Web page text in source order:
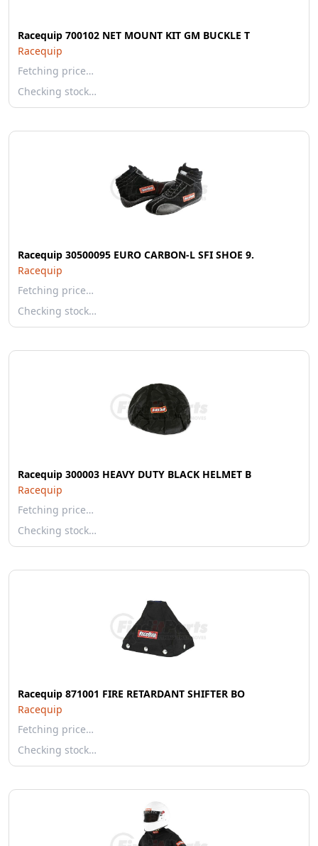
Racequip 700102 NET MOUNT KIT GM BUCKLE T
Racequip
Fetching price…
Checking stock…
Racequip 30500095 EURO CARBON-L SFI SHOE 9.
Racequip
Fetching price…
Checking stock…
Racequip 300003 HEAVY DUTY BLACK HELMET B
Racequip
Fetching price…
Checking stock…
Racequip 871001 FIRE RETARDANT SHIFTER BO
Racequip
Fetching price…
Checking stock…